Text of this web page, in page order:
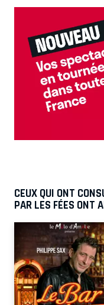
CEUX QUI ONT
PAR LES FÉES ONT